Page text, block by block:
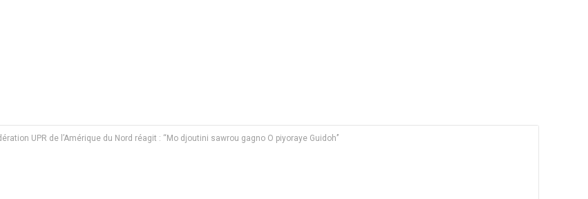
UPR de l’Amérique du Nord réagit : ‘‘Mo djoutini sawrou gagno O piyoraye Guidoh’’